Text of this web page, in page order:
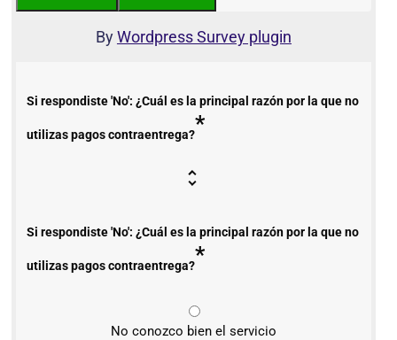
ByWordpress Survey plugin
Si respondiste 'No': ¿Cuál es la principal razón por la que no
utilizas pagos contraentrega?*
Si respondiste 'No': ¿Cuál es la principal razón por la que no
utilizas pagos contraentrega?*
No conozco bien el servicio